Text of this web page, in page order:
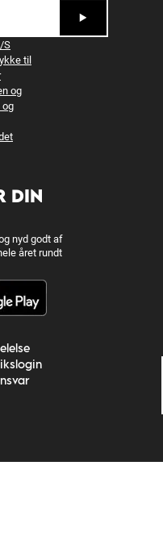
S
til
og
og
DIN
nyd godt af
året rundt